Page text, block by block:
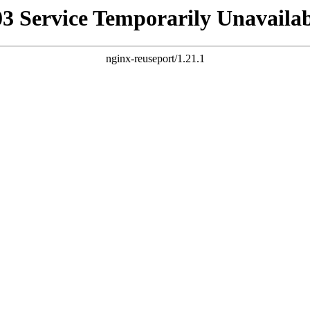
Service Temporarily
nginx-reuseport/1.21.1